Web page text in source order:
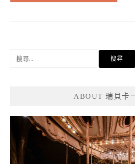
ABOUT 瑞貝卡